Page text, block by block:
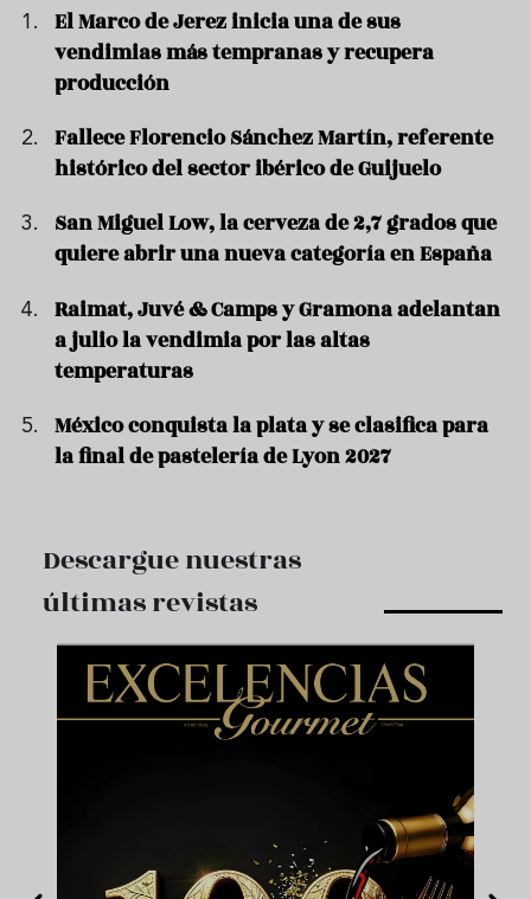
El Marco de Jerez inicia una de sus
vendimias más tempranas y recupera
producción
Fallece Florencio Sánchez Martín, referente
histórico del sector ibérico de Guijuelo
San Miguel Low, la cerveza de 2,7 grados que
quiere abrir una nueva categoría en España
Raimat, Juvé & Camps y Gramona adelantan
a julio la vendimia por las altas
temperaturas
México conquista la plata y se clasifica para
la final de pastelería de Lyon 2027
Descargue nuestras
últimas revistas